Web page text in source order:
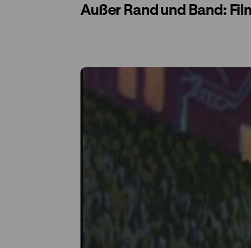
Außer Rand und Band: